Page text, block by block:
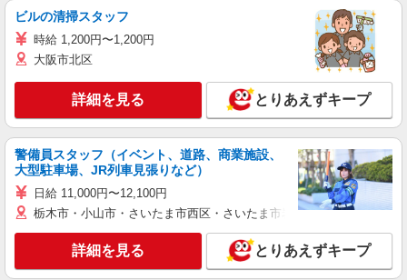
ビルの清掃スタッフ
時給 1,200円〜1,200円
大阪市北区
詳細を見る とりあえずキープ
警備員スタッフ（イベント、道路、商業施設、
大型駐車場、JR列車見張りなど）
日給 11,000円〜12,100円
栃木市・小山市・さいたま市西区・さいたま市岩槻区・久喜市・蓮田
詳細を見る とりあえずキープ